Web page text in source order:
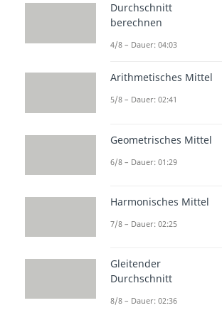
Nach Beantwortung speichern
Studyflix zu verbessern. Mehr
1. Schritt: Finde
Zeilenstufenform
Der erste Schritt ist
wichtigste im Gauß-
Bevor wir uns
durchführst, solltest
verstehen, warum die
Zeilenstufenform
so
Durchschnitt
berechnen
4/8 – Dauer: 04:03
Arithmetisches Mittel
5/8 – Dauer: 02:41
Geometrisches Mittel
6/8 – Dauer: 01:29
Harmonisches Mittel
7/8 – Dauer: 02:25
Gleitender
Durchschnitt
8/8 – Dauer: 02:36